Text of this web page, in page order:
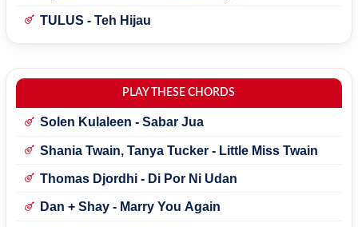
TULUS - Teh Hijau
PLAY THESE CHORDS
Solen Kulaleen - Sabar Jua
Shania Twain, Tanya Tucker - Little Miss Twain
Thomas Djordhi - Di Por Ni Udan
Dan + Shay - Marry You Again